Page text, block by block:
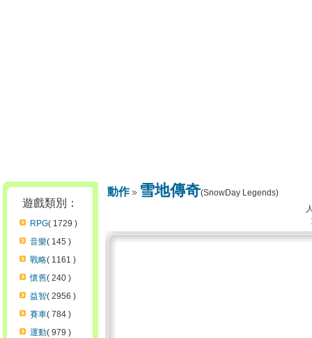
遊戲類別：
RPG( 1729 )
音樂( 145 )
戰略( 1161 )
懷舊( 240 )
益智( 2956 )
賽車( 784 )
運動( 979 )
動作 雪地傳奇(SnowDay Legends)